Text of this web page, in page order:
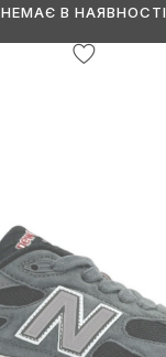
НЕМАЄ В НАЯВНОСТІ